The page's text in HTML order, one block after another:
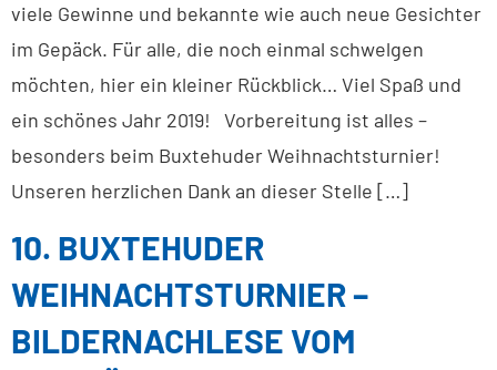
viele Gewinne und bekannte wie auch neue Gesichter
im Gepäck. Für alle, die noch einmal schwelgen
möchten, hier ein kleiner Rückblick… Viel Spaß und
ein schönes Jahr 2019! Vorbereitung ist alles –
besonders beim Buxtehuder Weihnachtsturnier!
Unseren herzlichen Dank an dieser Stelle […]
10. BUXTEHUDER
WEIHNACHTSTURNIER –
BILDERNACHLESE VOM